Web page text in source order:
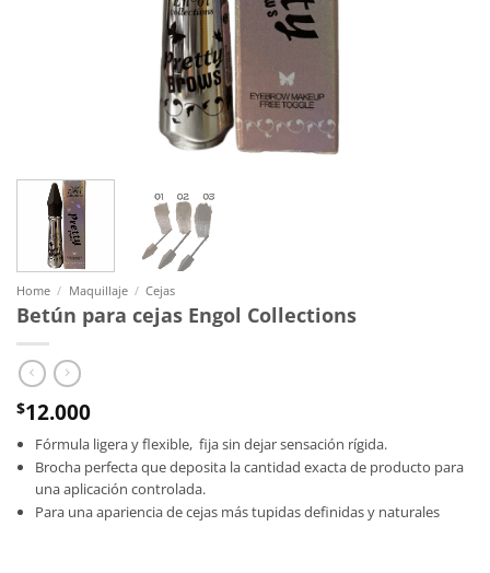
Home / Maquillaje / Cejas
Betún para cejas Engol Collections
$12.000
Fórmula ligera y flexible, fija sin dejar sensación rígida.
Brocha perfecta que deposita la cantidad exacta de producto para
una aplicación controlada.
Para una apariencia de cejas más tupidas definidas y naturales